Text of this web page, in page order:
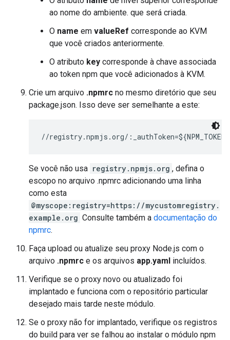
ao nome do ambiente. que será criada.
O name em valueRef corresponde ao KVM
que você criados anteriormente.
O atributo key corresponde à chave associada
ao token npm que você adicionados à KVM.
Crie um arquivo .npmrc no mesmo diretório que seu
package.json. Isso deve ser semelhante a este:
//registry.npmjs.org/:_authToken=${NPM_TOKEN}
Se você não usa registry.npmjs.org , defina o
escopo no arquivo .npmrc adicionando uma linha
como esta
@myscope:registry=https://mycustomregistry.
example.org Consulte também a documentação do
npmrc.
Faça upload ou atualize seu proxy Node.js com o
arquivo .npmrc e os arquivos app.yaml incluídos.
Verifique se o proxy novo ou atualizado foi
implantado e funciona com o repositório particular
desejado mais tarde neste módulo.
Se o proxy não for implantado, verifique os registros
do build para ver se falhou ao instalar o módulo npm